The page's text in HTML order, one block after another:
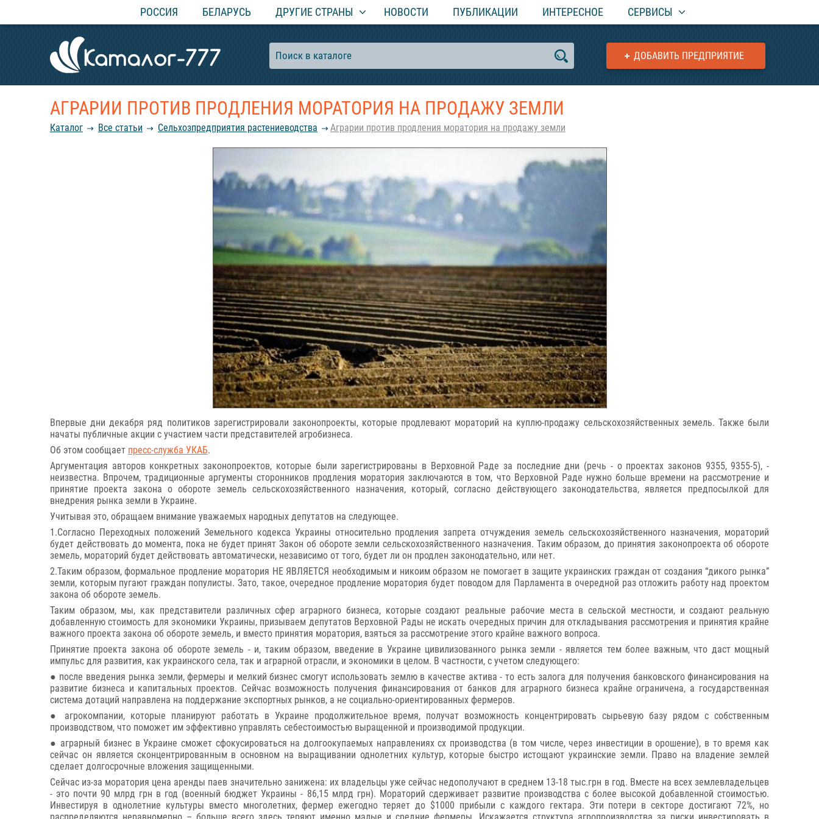
РОССИЯ БЕЛАРУСЬ ДРУГИЕ СТРАНЫ НОВОСТИ ПУБЛИКАЦИИ ИНТЕРЕСНОЕ СЕРВИСЫ
ДОБАВИТЬ ПРЕДПРИЯТИЕ
АГРАРИИ ПРОТИВ ПРОДЛЕНИЯ МОРАТОРИЯ НА ПРОДАЖУ ЗЕМЛИ
Каталог Все статьи Сельхозпредприятия растениеводства Аграрии против продления моратория на продажу земли
Впервые дни декабря ряд политиков зарегистрировали законопроекты, которые продлевают мораторий на куплю-продажу сельскохозяйственных земель. Также были
начаты публичные акции с участием части представителей агробизнеса.
Об этом сообщает пресс-служба УКАБ.
Аргументация авторов конкретных законопроектов, которые были зарегистрированы в Верховной Раде за последние дни (речь - о проектах законов 9355, 9355-5), -
неизвестна. Впрочем, традиционные аргументы сторонников продления моратория заключаются в том, что Верховной Раде нужно больше времени на рассмотрение и
принятие проекта закона о обороте земель сельскохозяйственного назначения, который, согласно действующего законодательства, является предпосылкой для
внедрения рынка земли в Украине.
Учитывая это, обращаем внимание уважаемых народных депутатов на следующее.
1.Согласно Переходных положений Земельного кодекса Украины относительно продления запрета отчуждения земель сельскохозяйственного назначения, мораторий
будет действовать до момента, пока не будет принят Закон об обороте земли сельскохозяйственного назначения. Таким образом, до принятия законопроекта об обороте
земель, мораторий будет действовать автоматически, независимо от того, будет ли он продлен законодательно, или нет.
2.Таким образом, формальное продление моратория НЕ ЯВЛЯЕТСЯ необходимым и никоим образом не помогает в защите украинских граждан от создания “дикого рынка”
земли, которым пугают граждан популисты. Зато, такое, очередное продление моратория будет поводом для Парламента в очередной раз отложить работу над проектом
закона об обороте земель.
Таким образом, мы, как представители различных сфер аграрного бизнеса, которые создают реальные рабочие места в сельской местности, и создают реальную
добавленную стоимость для экономики Украины, призываем депутатов Верховной Рады не искать очередных причин для откладывания рассмотрения и принятия крайне
важного проекта закона об обороте земель, и вместо принятия моратория, взяться за рассмотрение этого крайне важного вопроса.
Принятие проекта закона об обороте земель - и, таким образом, введение в Украине цивилизованного рынка земли - является тем более важным, что даст мощный
импульс для развития, как украинского села, так и аграрной отрасли, и экономики в целом. В частности, с учетом следующего:
● после введения рынка земли, фермеры и мелкий бизнес смогут использовать землю в качестве актива - то есть залога для получения банковского финансирования на
развитие бизнеса и капитальных проектов. Сейчас возможность получения финансирования от банков для аграрного бизнеса крайне ограничена, а государственная
система дотаций направлена на поддержание экспортных рынков, а не социально-ориентированных фермеров.
● агрокомпании, которые планируют работать в Украине продолжительное время, получат возможность концентрировать сырьевую базу рядом с собственным
производством, что поможет им эффективно управлять себестоимостью выращенной и производимой продукции.
● аграрный бизнес в Украине сможет сфокусироваться на долгоокупаемых направлениях сх производства (в том числе, через инвестиции в орошение), в то время как
сейчас он является сконцентрированным в основном на выращивании однолетних культур, которые быстро истощают украинские земли. Право на владение землей
сделает долгосрочные вложения защищенными.
Сейчас из-за моратория цена аренды паев значительно занижена: их владельцы уже сейчас недополучают в среднем 13-18 тыс.грн в год. Вместе на всех землевладельцев
- это почти 90 млрд грн в год (военный бюджет Украины - 86,15 млрд грн). Мораторий сдерживает развитие производства с более высокой добавленной стоимостью.
Инвестируя в однолетние культуры вместо многолетних, фермер ежегодно теряет до $1000 прибыли с каждого гектара. Эти потери в секторе достигают 72%, но